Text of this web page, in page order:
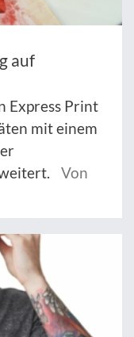
auf
Express Print
mit einem
Von